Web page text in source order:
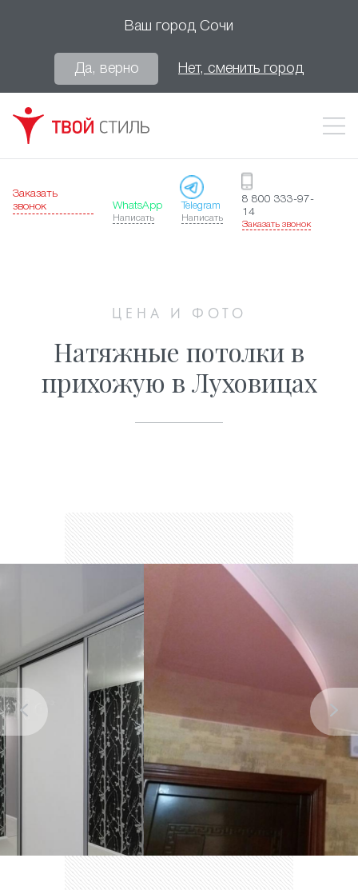
Ваш город Сочи
Да, верно Нет, сменить город
Заказать
звонок
WhatsApp
Написать
Telegram
Написать
8 800 333-97-
14
Заказать звонок
ЦЕНА И ФОТО
Натяжные потолки в
прихожую в Луховицах